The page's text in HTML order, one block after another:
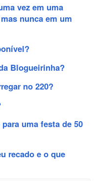
vez em uma
nunca em um
Blogueirinha?
no 220?
uma festa de 50
recado e o que